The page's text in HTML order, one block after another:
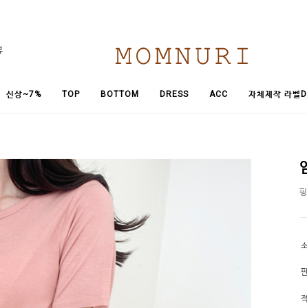
신상~7% TOP BOTTOM DRESS ACC 자체제작 라벨D
이템
품